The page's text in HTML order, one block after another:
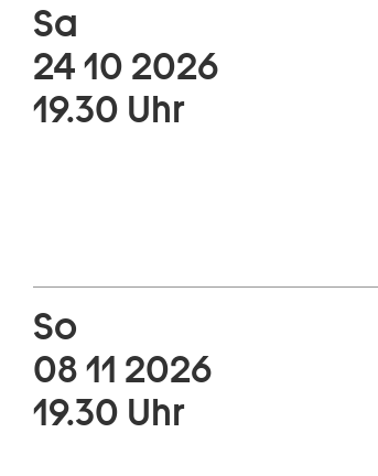
Sa
24 10 2026
19.30 Uhr
So
08 11 2026
19.30 Uhr